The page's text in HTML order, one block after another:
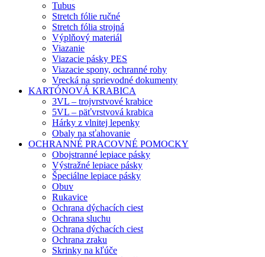
Tubus
Stretch fólie ručné
Stretch fólia strojná
Výplňový materiál
Viazanie
Viazacie pásky PES
Viazacie spony, ochranné rohy
Vrecká na sprievodné dokumenty
KARTÓNOVÁ KRABICA
3VL – trojvrstvové krabice
5VL – päťvrstvová krabica
Hárky z vlnitej lepenky
Obaly na sťahovanie
OCHRANNÉ PRACOVNÉ POMOCKY
Obojstranné lepiace pásky
Výstražné lepiace pásky
Špeciálne lepiace pásky
Obuv
Rukavice
Ochrana dýchacích ciest
Ochrana sluchu
Ochrana dýchacích ciest
Ochrana zraku
Skrinky na kľúče